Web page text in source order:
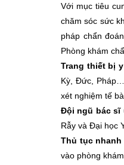
Với mục tiêu
chăm sóc sức
pháp chẩn
Phòng khám
Trang thiết bị
Kỳ, Đức,
xét nghiệm tế
Đội ngũ bác sĩ
Rẫy và Đại học
Thủ tục
vào phòng